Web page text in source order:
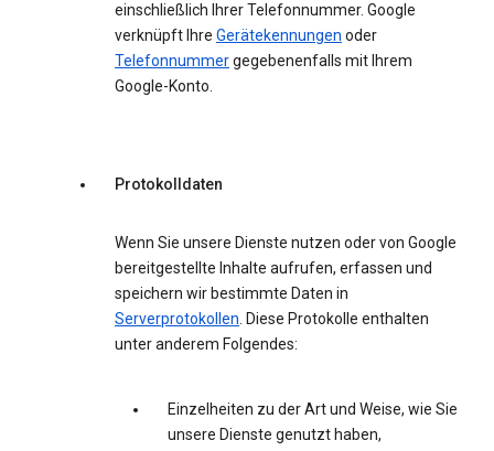
einschließlich Ihrer Telefonnummer. Google
verknüpft Ihre Gerätekennungen oder
Telefonnummergegebenenfalls mit Ihrem
Google-Konto.
Protokolldaten
Wenn Sie unsere Dienste nutzen oder von Google
bereitgestellte Inhalte aufrufen, erfassen und
speichern wir bestimmte Daten in
Serverprotokollen. Diese Protokolle enthalten
unter anderem Folgendes:
Einzelheiten zu der Art und Weise, wie Sie
unsere Dienste genutzt haben,